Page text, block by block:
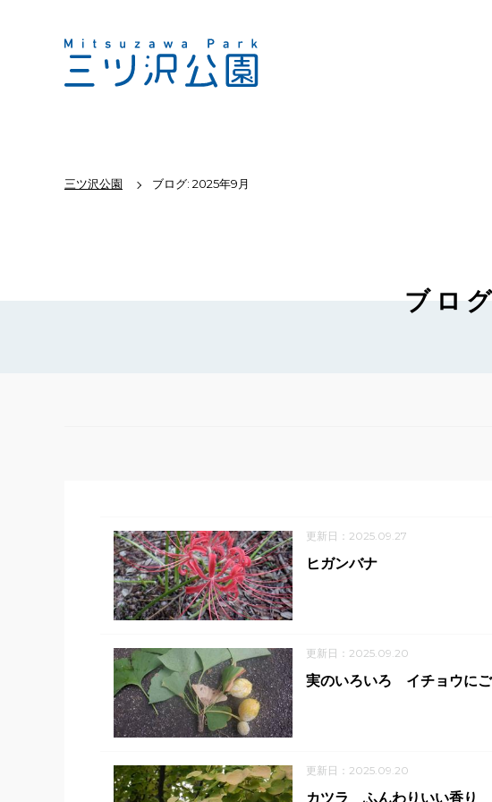
三ツ沢公園 ブログ: 2025年9月
ブロ
更新日：2025.09.27
ヒガンバナ
更新日：2025.09.20
実のいろいろ イチョウにご
更新日：2025.09.20
カツラ ふんわりいい香り